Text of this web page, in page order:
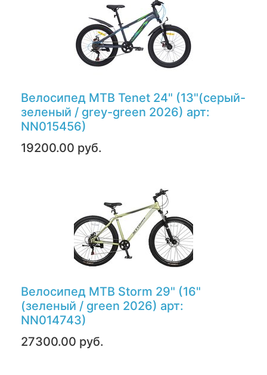
Велосипед MTB Tenet 24" (13"(серый-
зеленый / grey-green 2026) арт:
NN015456)
19200.00 руб.
Велосипед MTB Storm 29" (16"
(зеленый / green 2026) арт:
NN014743)
27300.00 руб.